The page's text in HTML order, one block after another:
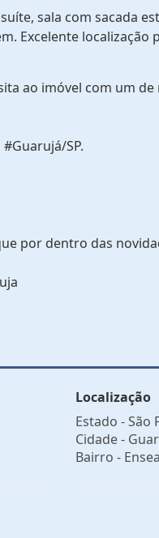
sala com sacada
Excelente
ao imóvel com um
SP.
por dentro das
Localização
Estado -São
Cidade -
Bairro -